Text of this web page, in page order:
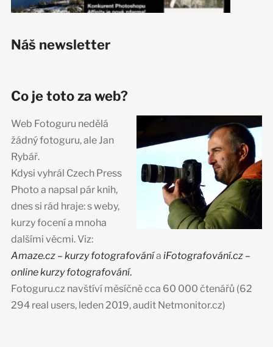
Náš newsletter
Co je toto za web?
Web Fotoguru nedělá
žádný fotoguru, ale Jan
Rybář.
Kdysi vyhrál Czech Press
Photo a napsal pár knih,
dnes si rád hraje: s weby,
kurzy focení a mnoha
dalšími věcmi. Viz:
Amaze.cz – kurzy fotografovánía iFotografování.cz –
online kurzy fotografování.
Fotoguru.cz navštíví měsíčně cca 60 000 čtenářů (62
294 real users, leden 2019, audit Netmonitor.cz)